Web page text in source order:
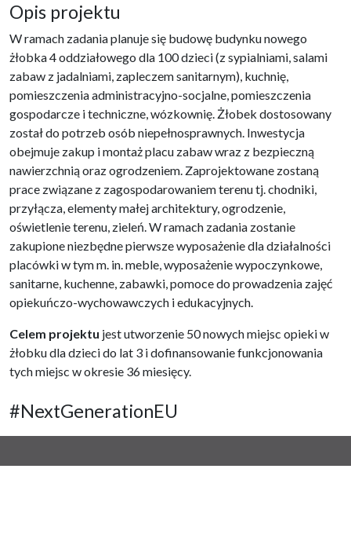
Opis projektu
W ramach zadania planuje się budowę budynku nowego
żłobka 4 oddziałowego dla 100 dzieci (z sypialniami, salami
zabaw z jadalniami, zapleczem sanitarnym), kuchnię,
pomieszczenia administracyjno-socjalne, pomieszczenia
gospodarcze i techniczne, wózkownię. Żłobek dostosowany
został do potrzeb osób niepełnosprawnych. Inwestycja
obejmuje zakup i montaż placu zabaw wraz z bezpieczną
nawierzchnią oraz ogrodzeniem. Zaprojektowane zostaną
prace związane z zagospodarowaniem terenu tj. chodniki,
przyłącza, elementy małej architektury, ogrodzenie,
oświetlenie terenu, zieleń. W ramach zadania zostanie
zakupione niezbędne pierwsze wyposażenie dla działalności
placówki w tym m. in. meble, wyposażenie wypoczynkowe,
sanitarne, kuchenne, zabawki, pomoce do prowadzenia zajęć
opiekuńczo-wychowawczych i edukacyjnych.
Celem projektu jest utworzenie 50 nowych miejsc opieki w
żłobku dla dzieci do lat 3 i dofinansowanie funkcjonowania
tych miejsc w okresie 36 miesięcy.
#NextGenerationEU